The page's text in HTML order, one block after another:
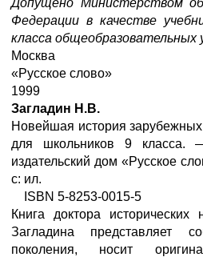
Допущено Министерством
Федерации в качестве
класса общеобразовательных
Москва
«Русское слово»
1999
Загладин Н.В.
Новейшая история
для школьников 9
издательский дом «Русское
с: ил.
ISBN 5-8253-0015-5
Книга доктора
Загладина представляет
поколения, носит